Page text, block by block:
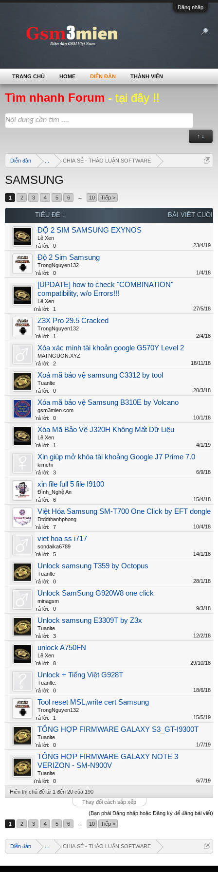
Đăng nhập
Tìm nhanh Forum - tại đây !!
↑ ↓
Diễn đàn CHIA SẺ - THẢO LUẬN SOFTWARE
SAMSUNG
1 2 3 4 5 6 → 10 Tiếp >
TIÊU ĐỀ ↓ BÀI VIẾT CUỐI
ĐỘ 2 SIM SAMSUNG EXYNOS
Lê Xen
Trả lời:
0 23/4/19
Độ 2 Sim Samsung
TrongNguyen132
Trả lời:
0 1/4/18
[UPDATE] how to check "COMBINATION"
compatibility, w/o Errors!!!
Lê Xen
Trả lời:
1 27/5/18
Z3X Pro 29.5 Cracked
TrongNguyen132
Trả lời:
1 2/4/18
Xóa xác minh tài khoản google G570Y Level 2
MATNGUON.XYZ
Trả lời:
2 18/11/18
Xoá mã bảo vệ samsung C3312 by tool
Tuanlte
Trả lời:
0 20/3/18
Xóa mã bảo vệ Samsung B310E by Volcano
gsm3mien.com
Trả lời:
0 10/1/18
Xóa Mã Bảo Vệ J320H Không Mất Dữ Liệu
Lê Xen
Trả lời:
1 4/1/19
Xin giúp mở khóa tài khoảng Google J7 Prime 7.0
kimchi
Trả lời:
3 6/9/18
xin file full 5 file I9100
Đình_Nghệ An
Trả lời:
6 15/4/18
Việt Hóa Samsung SM-T700 One Click by EFT dongle
Dtddthanhphong
Trả lời:
7 10/4/18
viet hoa ss i717
sondaika6789
Trả lời:
5 14/1/18
Unlock samsung T359 by Octopus
Tuanlte
Trả lời:
0 28/1/18
Unlock SamSung G920W8 one click
minagsm
Trả lời:
0 9/3/18
Unlock samsung E3309T by Z3x
Tuanlte
Trả lời:
3 12/2/18
unlock A750FN
Lê Xen
Trả lời:
0 29/10/18
Unlock + Tiếng Việt G928T
Tuanlte.
Trả lời:
0 18/6/18
Tool reset MSL,write cert Samsung
TrongNguyen132
Trả lời:
1 15/5/19
TỔNG HỢP FIRMWARE GALAXY S3_GT-I9300T
Tuanlte
Trả lời:
0 1/7/19
TỔNG HỢP FIRMWARE GALAXY NOTE 3
VERIZON - SM-N900V
Tuanlte
Trả lời:
0
6/7/19
Hiển thị chủ đề từ 1 đến 20 của 190
Thay đổi cách sắp xếp
(Bạn phải Đăng nhập hoặc Đăng ký để đăng bài viết)
1
2 3 4 5 6 → 10 Tiếp >
Diễn đàn CHIA SẺ - THẢO LUẬN SOFTWARE
TRANG CHỦ HOME DIỄN ĐÀN THÀNH VIÊN